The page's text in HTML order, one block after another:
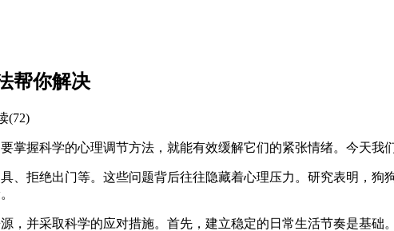
帮你解决
(72)
掌握科学的心理调节方法，就能有效缓解它们的紧张情绪。今天我
、拒绝出门等。这些问题背后往往隐藏着心理压力。研究表明，狗
，并采取科学的应对措施。首先，建立稳定的日常生活节奏是基